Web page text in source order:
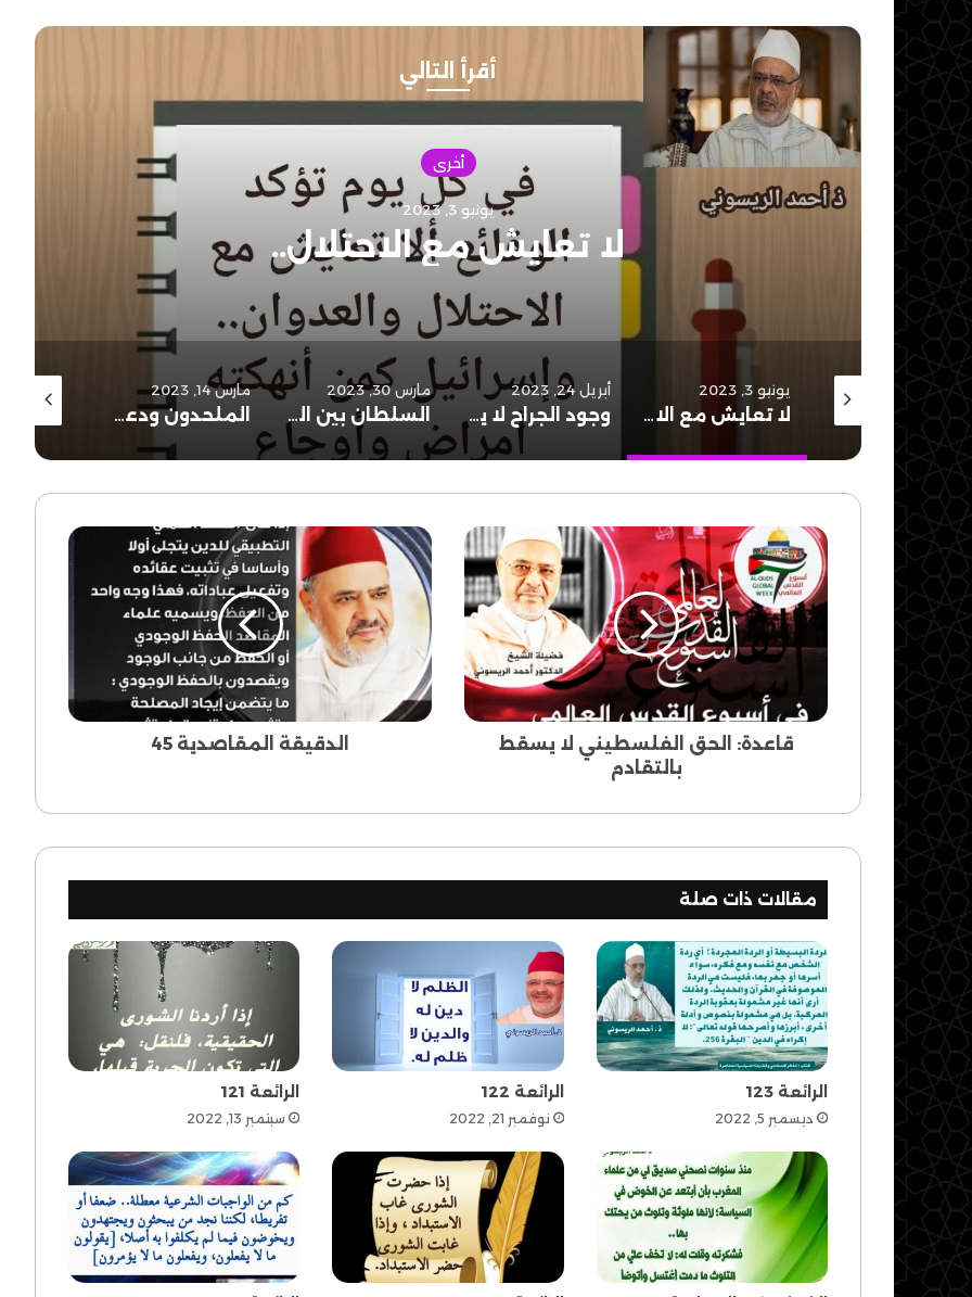
أقرأ التالي
أخرى
يونيو 3, 2023
لا تعايش مع الاحتلال..
يونيو 24, 2023 يونيو 3, 2023
لا تعايش مع الاحتلال..
أبريل 24, 2023
وجود الجراح لا يلغي الأفراح..
مارس 30, 2023
السلطان بين التي هي أحسن والتي هي أخشن..
مارس 14, 2023
الملحدون ودعوة سيدنا نوح عليه السلام..
ديسمبر 5, 2022
قاعدة:
الحق
الفلسطيني
لا
يسقط
بالتقادم
قاعدة: الحق الفلسطيني لا يسقط
بالتقادم
الدقيقة
المقاصدية
45
الدقيقة المقاصدية 45
مقالات ذات صلة
الرائعة 123
ديسمبر 5, 2022
الرائعة 122
نوفمبر 21, 2022
الرائعة 121
سبتمبر 13, 2022